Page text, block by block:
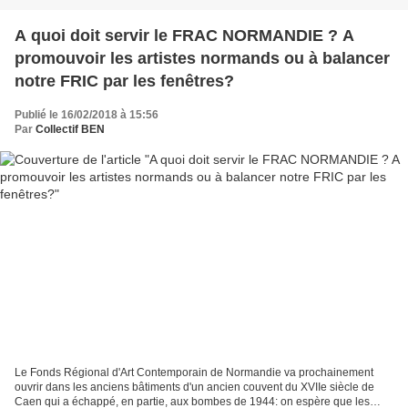
A quoi doit servir le FRAC NORMANDIE ? A
promouvoir les artistes normands ou à balancer
notre FRIC par les fenêtres?
Publié le 16/02/2018 à 15:56
Par Collectif BEN
Le Fonds Régional d'Art Contemporain de Normandie va prochainement
ouvrir dans les anciens bâtiments d'un ancien couvent du XVIIe siècle de
Caen qui a échappé, en partie, aux bombes de 1944: on espère que les